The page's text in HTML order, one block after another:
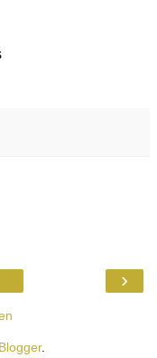
›
Blogger.